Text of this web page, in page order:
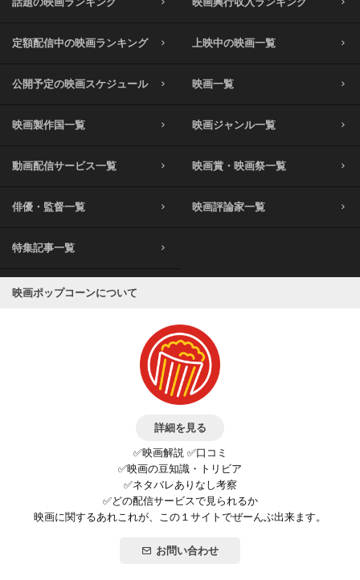
定額配信中の映画ランキング 上映中の映画一覧
公開予定の映画スケジュール 映画一覧
映画製作国一覧 映画ジャンル一覧
動画配信サービス一覧 映画賞・映画祭一覧
俳優・監督一覧 映画評論家一覧
特集記事一覧
映画ポップコーンについて
詳細を見る
✅映画解説 ✅口コミ
✅映画の豆知識・トリビア
✅ネタバレありなし考察
✅どの配信サービスで見られるか
映画に関するあれこれが、この１サイトでぜーんぶ出来ます。
お問い合わせ